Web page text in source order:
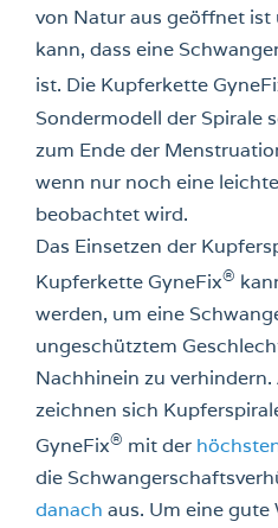
von Natur aus geöffnet ist
kann, dass eine
ist. Die Kupferkette
Sondermodell der Spirale
zum Ende der
wenn nur noch eine
beobachtet wird.
Das Einsetzen der
Kupferkette GyneFix®
werden, um eine
ungeschütztem
Nachhinein zu verhindern.
zeichnen sich
GyneFix® mit der
die
danach aus. Um eine gute